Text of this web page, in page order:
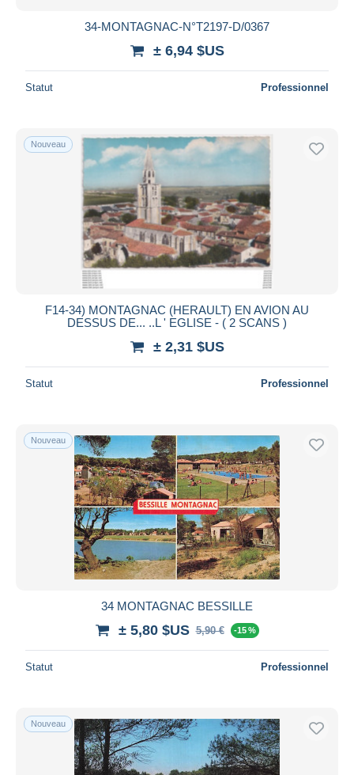
34-MONTAGNAC-N°T2197-D/0367
± 6,94 $US
Statut Professionnel
Nouveau
F14-34) MONTAGNAC (HERAULT) EN AVION AU
DESSUS DE... ..L ' EGLISE - ( 2 SCANS )
± 2,31 $US
Statut Professionnel
Nouveau
34 MONTAGNAC BESSILLE
± 5,80 $US 5,90 € -15 %
Statut Professionnel
Nouveau